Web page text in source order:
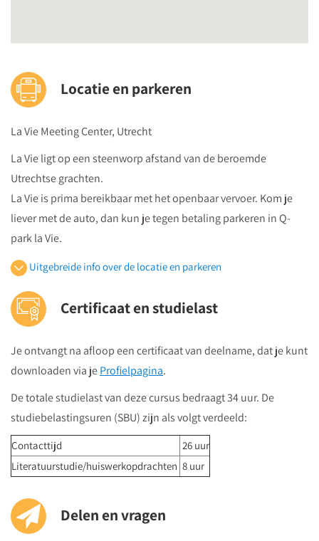
huiselijke geweld en kindermishandeling kun je
inzetten?
als aandachtsfunctionaris?
Middag | Intervisie en casuïstiek bespreking
Tijdens deze terugkomdag breng je een actuele ervaring in
door middel van een leervraag. Onderling wordt hulp geboden
door het stellen van verhelderende vragen. Je maakt
Locatie en parkeren
La Vie Meeting Center, Utrecht
La Vie ligt op een steenworp afstand van de beroemde
Utrechtse grachten.
La Vie is prima bereikbaar met het openbaar vervoer. Kom je
liever met de auto, dan kun je tegen betaling parkeren in Q-
park la Vie.
Je volgt vanuit Utrecht Centraal Station de bewegwijzeringborden
vervolgens vanuit winkelcentrum "Hoog Catharijne" volgt u de
borden "Vredenburg".
Regardz La Vie Utrecht bevindt zich tegenover het Vredenburg
(plein) en naast de Bijenkorf op de hoek
St.Jacobsstraat/Lange Viestraat.
Je kunt het meeting center bereiken viade ingang van het
kantorencomplex "La Vie" aan de St. Jacobsstraat
kun je dan direct naartoe.
Uitgebreide info over de locatie en parkeren
Certificaat en studielast
Je ontvangt na afloop een certificaat van deelname, dat je kunt
downloaden via jeProfielpagina.
De totale studielast van deze cursus bedraagt 34 uur. De
studiebelastingsuren (SBU) zijn als volgt verdeeld:
Contacttijd
26 uur
Literatuurstudie/huiswerkopdrachten 8 uur
Delen en vragen